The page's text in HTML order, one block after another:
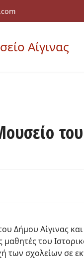
Αίγινας
Δήμου Αίγινας
μαθητές του
των σχολείων σε